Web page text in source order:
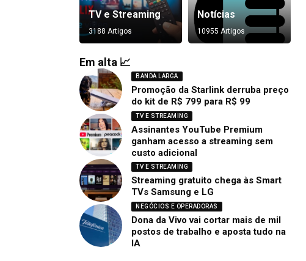
TV e Streaming
3188 Artigos
Notícias
10955 Artigos
Em alta 📈
BANDA LARGA
Promoção da Starlink derruba preço
do kit de R$ 799 para R$ 99
TV E STREAMING
Assinantes YouTube Premium
ganham acesso a streaming sem
custo adicional
TV E STREAMING
Streaming gratuito chega às Smart
TVs Samsung e LG
NEGÓCIOS E OPERADORAS
Dona da Vivo vai cortar mais de mil
postos de trabalho e aposta tudo na
IA